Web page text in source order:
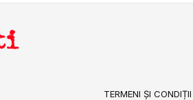
TERMENI ȘI CONDIȚII